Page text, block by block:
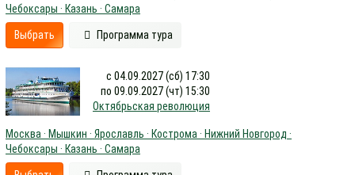
Чебоксары · Казань · Самара
Выбрать Программа тура
с 04.09.2027 (сб) 17:30
по 09.09.2027 (чт) 15:30
Октябрьская революция
Москва · Мышкин · Ярославль · Кострома · Нижний Новгород ·
Чебоксары · Казань · Самара